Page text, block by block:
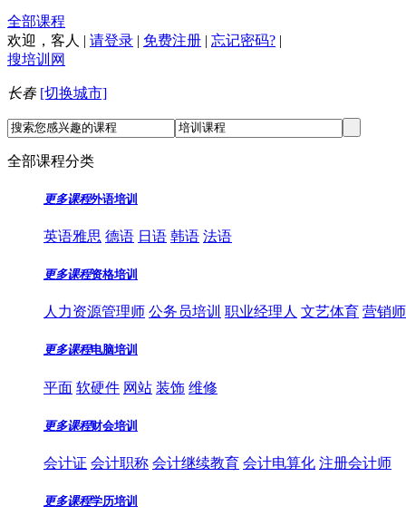
全部课程
欢迎， 客人 | 请登录 | 免费注册 | 忘记密码? |
搜培训网
长春 [切换城市]
全部课程分类
更多课程外语培训
英语雅思 德语 日语 韩语 法语
更多课程资格培训
人力资源管理师 公务员培训 职业经理人 文艺体育 营销
更多课程电脑培训
平面 软硬件 网站 装饰 维修
更多课程财会培训
会计证 会计职称 会计继续教育 会计电算化 注册会计师
更多课程学历培训